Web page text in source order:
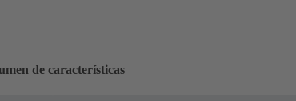
de características